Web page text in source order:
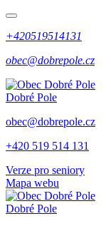
+420519514131
obec@dobrepole.cz
Dobré Pole
obec@dobrepole.cz
+420 519 514 131
Verze pro seniory
Mapa webu
Dobré Pole